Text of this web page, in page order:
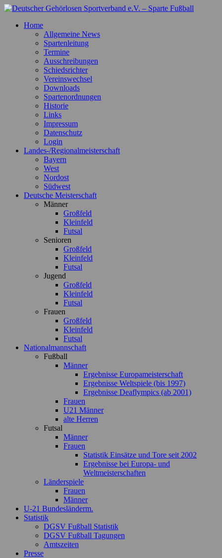
Zum
springen
Deutscher Gehörlosen Sportverband e.V. – Sparte Fußball
Offizielle Webseite der Sparte Fußball
Home
Allgemeine News
Spartenleitung
Termine
Ausschreibungen
Schiedsrichter
Vereinswechsel
Downloads
Spartenordnungen
Historie
Links
Impressum
Datenschutz
Login
Landes-/Regionalmeisterschaft
Bayern
West
Nordost
Südwest
Deutsche Meisterschaft
Männer
Großfeld
Kleinfeld
Futsal
Senioren
Großfeld
Kleinfeld
Futsal
Jugend
Großfeld
Kleinfeld
Futsal
Frauen
Großfeld
Kleinfeld
Futsal
Nationalmannschaft
Fußball
Männer
Ergebnisse Europameisterschaft
Ergebnisse Weltspiele (bis 1997)
Ergebnisse Deaflympics (ab 2001)
Frauen
U21 Männer
alte Herren
Futsal
Männer
Frauen
Statistik Einsätze und Tore seit 2002
Ergebnisse bei Europa- und
Weltmeisterschaften
Länderspiele
Frauen
Männer
U-21 Bundesländerm.
Statistik
DGSV Fußball Statistik
DGSV Fußball Tagungen
Amtszeiten
Presse